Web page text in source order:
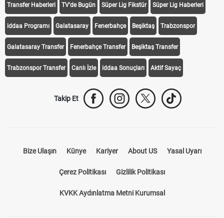
Transfer Haberleri TV'de Bugün Süper Lig Fikstür Süper Lig Haberleri
iddaa Programı Galatasaray Fenerbahçe Beşiktaş Trabzonspor
Galatasaray Transfer Fenerbahçe Transfer Beşiktaş Transfer
Trabzonspor Transfer Canlı İzle iddaa Sonuçları Aktif Sayaç
Takip Et
Bize Ulaşın Künye Kariyer About US Yasal Uyarı
Çerez Politikası Gizlilik Politikası
KVKK Aydınlatma Metni Kurumsal